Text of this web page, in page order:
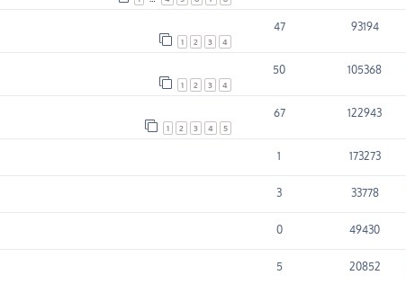
1 2 3 4
47 93194
1 2 3 4
50 105368
1 2 3 4 5
67 122943
1 173273
3 33778
0 49430
5 20852